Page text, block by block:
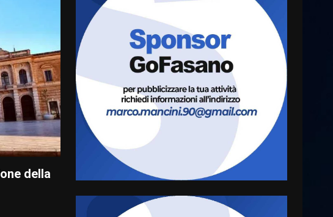
della
La magia del Minareto e la
prima assoluta de “L’Albergo
Belvedere. Il rapimento”
6 Agosto 2026 06:15
4
Serie D, l’Us Fasano è
escluso dal campionato
5 Agosto 2026 17:30
5
Truffatori in azione nelle
frazioni fasanesi